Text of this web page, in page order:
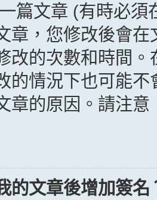
篇文章 (有時必須
章，您修改後會
改的次數和時間
的情況下也可能
章的原因。請注
的文章後增加簽名